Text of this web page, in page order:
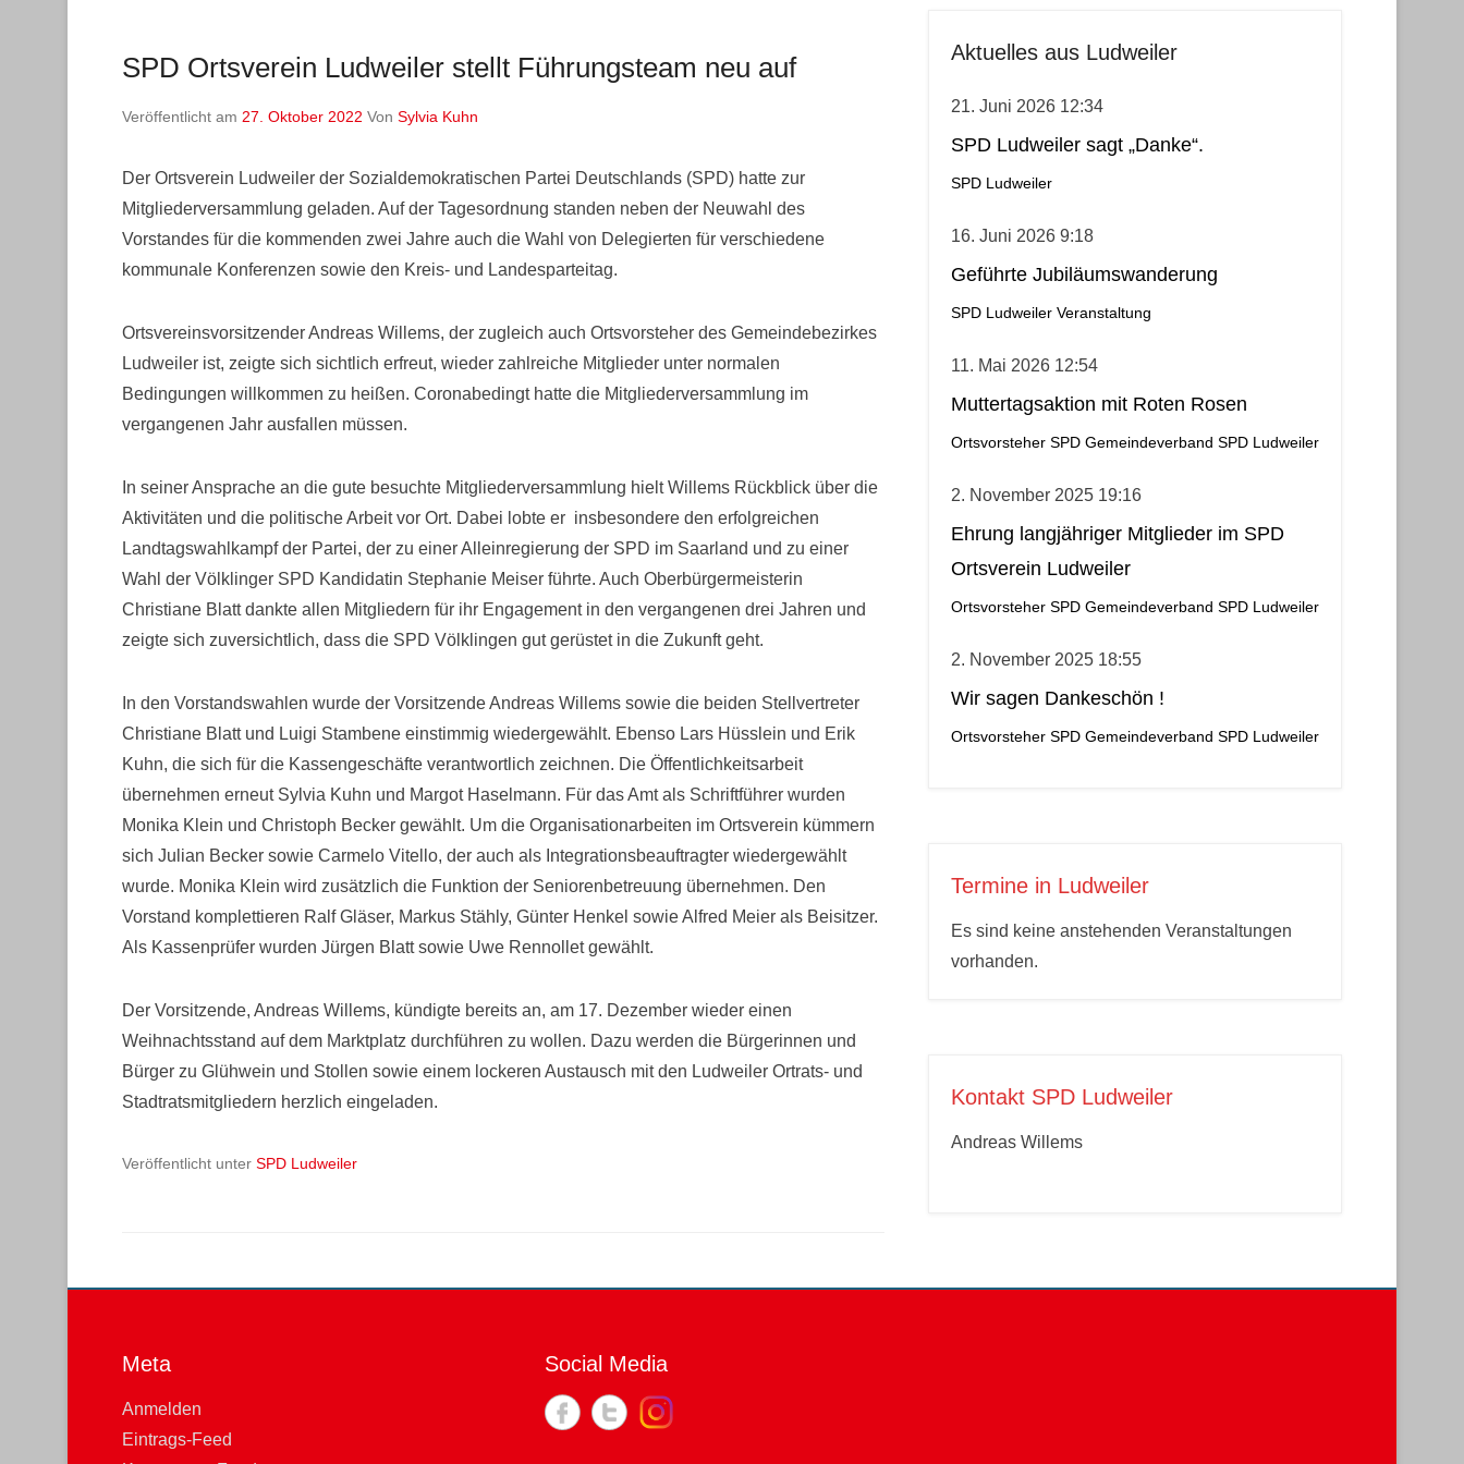
SPD Ortsverein Ludweiler stellt Führungsteam neu auf
Veröffentlicht am 27. Oktober 2022 Von Sylvia Kuhn
Der Ortsverein Ludweiler der Sozialdemokratischen Partei Deutschlands (SPD) hatte zur
Mitgliederversammlung geladen. Auf der Tagesordnung standen neben der Neuwahl des
Vorstandes für die kommenden zwei Jahre auch die Wahl von Delegierten für verschiedene
kommunale Konferenzen sowie den Kreis- und Landesparteitag.
Ortsvereinsvorsitzender Andreas Willems, der zugleich auch Ortsvorsteher des Gemeindebezirkes
Ludweiler ist, zeigte sich sichtlich erfreut, wieder zahlreiche Mitglieder unter normalen
Bedingungen willkommen zu heißen. Coronabedingt hatte die Mitgliederversammlung im
vergangenen Jahr ausfallen müssen.
In seiner Ansprache an die gute besuchte Mitgliederversammlung hielt Willems Rückblick über die
Aktivitäten und die politische Arbeit vor Ort. Dabei lobte er insbesondere den erfolgreichen
Landtagswahlkampf der Partei, der zu einer Alleinregierung der SPD im Saarland und zu einer
Wahl der Völklinger SPD Kandidatin Stephanie Meiser führte. Auch Oberbürgermeisterin
Christiane Blatt dankte allen Mitgliedern für ihr Engagement in den vergangenen drei Jahren und
zeigte sich zuversichtlich, dass die SPD Völklingen gut gerüstet in die Zukunft geht.
In den Vorstandswahlen wurde der Vorsitzende Andreas Willems sowie die beiden Stellvertreter
Christiane Blatt und Luigi Stambene einstimmig wiedergewählt. Ebenso Lars Hüsslein und Erik
Kuhn, die sich für die Kassengeschäfte verantwortlich zeichnen. Die Öffentlichkeitsarbeit
übernehmen erneut Sylvia Kuhn und Margot Haselmann. Für das Amt als Schriftführer wurden
Monika Klein und Christoph Becker gewählt. Um die Organisationarbeiten im Ortsverein kümmern
sich Julian Becker sowie Carmelo Vitello, der auch als Integrationsbeauftragter wiedergewählt
wurde. Monika Klein wird zusätzlich die Funktion der Seniorenbetreuung übernehmen. Den
Vorstand komplettieren Ralf Gläser, Markus Stähly, Günter Henkel sowie Alfred Meier als Beisitzer.
Als Kassenprüfer wurden Jürgen Blatt sowie Uwe Rennollet gewählt.
Der Vorsitzende, Andreas Willems, kündigte bereits an, am 17. Dezember wieder einen
Weihnachtsstand auf dem Marktplatz durchführen zu wollen. Dazu werden die Bürgerinnen und
Bürger zu Glühwein und Stollen sowie einem lockeren Austausch mit den Ludweiler Ortrats- und
Stadtratsmitgliedern herzlich eingeladen.
Veröffentlicht unter SPD Ludweiler
Aktuelles aus Ludweiler
21. Juni 2026 12:34
SPD Ludweiler sagt „Danke“.
SPD Ludweiler
16. Juni 2026 9:18
Geführte Jubiläumswanderung
SPD Ludweiler Veranstaltung
11. Mai 2026 12:54
Muttertagsaktion mit Roten Rosen
Ortsvorsteher SPD Gemeindeverband SPD Ludweiler
2. November 2025 19:16
Ehrung langjähriger Mitglieder im SPD
Ortsverein Ludweiler
Ortsvorsteher SPD Gemeindeverband SPD Ludweiler
2. November 2025 18:55
Wir sagen Dankeschön !
Ortsvorsteher SPD Gemeindeverband SPD Ludweiler
Termine in Ludweiler
Es sind keine anstehenden Veranstaltungen
vorhanden.
Kontakt SPD Ludweiler
Andreas Willems
Meta
Anmelden
Eintrags-Feed
Social Media